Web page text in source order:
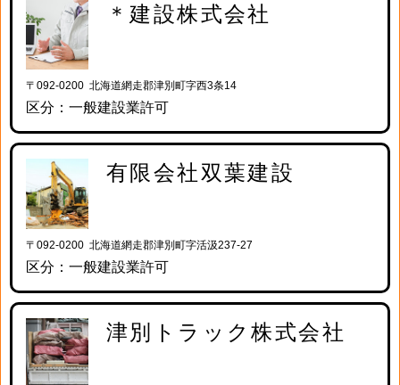
＊建設株式会社
〒092-0200 北海道網走郡津別町字西3条14
区分：一般建設業許可
有限会社双葉建設
〒092-0200 北海道網走郡津別町字活汲237-27
区分：一般建設業許可
津別トラック株式会社